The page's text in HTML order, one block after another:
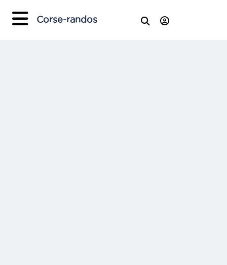
Corse-randos